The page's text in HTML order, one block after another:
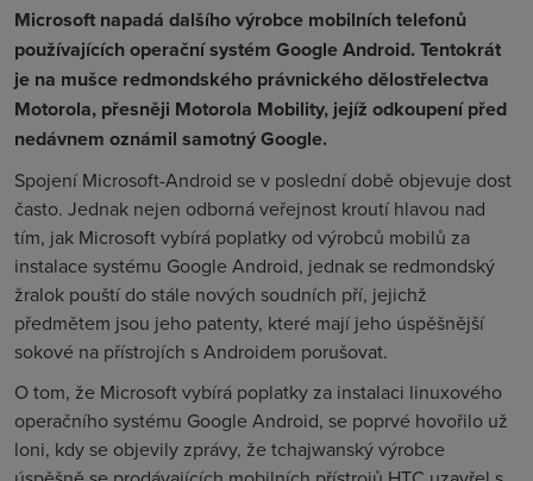
Microsoft napadá dalšího výrobce mobilních telefonů
používajících operační systém Google Android. Tentokrát
je na mušce redmondského právnického dělostřelectva
Motorola, přesněji Motorola Mobility, jejíž odkoupení před
nedávnem oznámil samotný Google.
Spojení Microsoft-Android se v poslední době objevuje dost
často. Jednak nejen odborná veřejnost kroutí hlavou nad
tím, jak Microsoft vybírá poplatky od výrobců mobilů za
instalace systému Google Android, jednak se redmondský
žralok pouští do stále nových soudních pří, jejichž
předmětem jsou jeho patenty, které mají jeho úspěšnější
sokové na přístrojích s Androidem porušovat.
O tom, že Microsoft vybírá poplatky za instalaci linuxového
operačního systému Google Android, se poprvé hovořilo už
loni, kdy se objevily zprávy, že tchajwanský výrobce